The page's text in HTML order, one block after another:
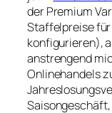
der Premium
Staffelpreise
konfigurieren),
anstrengend
Onlinehandels